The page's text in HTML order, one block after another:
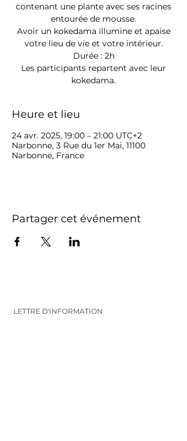
contenant une plante avec ses racines
entourée de mousse.
Avoir un kokedama illumine et apaise
votre lieu de vie et votre intérieur.
Durée : 2h
Les participants repartent avec leur
kokedama.
Heure et lieu
24 avr. 2025, 19:00 – 21:00 UTC+2
Narbonne, 3 Rue du 1er Mai, 11100
Narbonne, France
Partager cet événement
LETTRE D'INFORMATION